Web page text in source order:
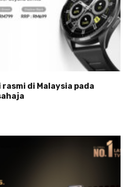
rasmi di Malaysia pada